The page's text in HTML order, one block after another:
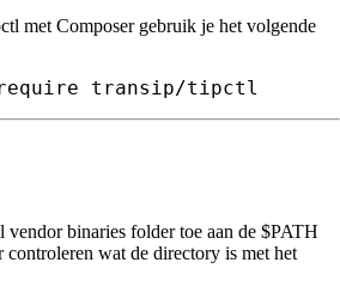
met Composer gebruik je het volgende
vendor binaries folder toe aan de $PATH
controleren wat de directory is met het